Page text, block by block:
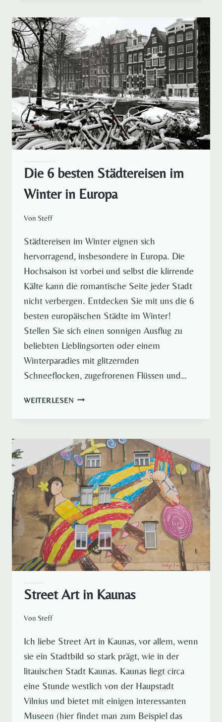
FÜR
EIN
TOLLES
LANGES
WOCHENENDE
IM
VERBORGENEN
SCHATZ
SPANIENS
Die 6 besten Städtereisen im
Winter in Europa
Von Steff
Städtereisen im Winter eignen sich
hervorragend, insbesondere in Europa. Die
Hochsaison ist vorbei und selbst die klirrende
Kälte kann die romantische Seite jeder Stadt
nicht verbergen. Entdecken Sie mit uns die 6
besten europäischen Städte im Winter!
Stellen Sie sich einen sonnigen Ausflug zu
beliebten Lieblingsorten oder einem
Winterparadies mit glitzernden
Schneeflocken, zugefrorenen Flüssen und…
WEITERLESENDIE
BESTEN
IM
WINTER
IN
EUROPA
Street Art in Kaunas
Von Steff
Ich liebe Street Art in Kaunas, vor allem, wenn
sie ein Stadtbild so stark prägt, wie in der
litauischen Stadt Kaunas. Kaunas liegt circa
eine Stunde westlich von der Haupstadt
Vilnius und bietet mit einigen interessanten
Museen (hier findet man zum Beispiel das